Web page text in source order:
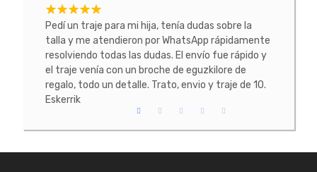
Pedí un traje para mi hija, tenía dudas sobre la
talla y me atendieron por WhatsApp rápidamente
resolviendo todas las dudas. El envío fue rápido y
el traje venía con un broche de eguzkilore de
regalo, todo un detalle. Trato, envio y traje de 10.
Eskerrik